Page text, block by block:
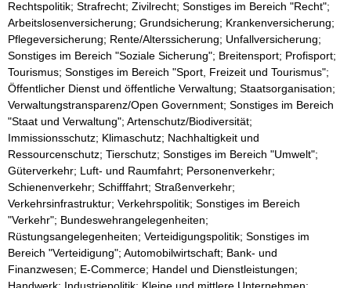
Rechtspolitik; Strafrecht; Zivilrecht; Sonstiges im Bereich "Recht";
Arbeitslosenversicherung; Grundsicherung; Krankenversicherung;
Pflegeversicherung; Rente/Alterssicherung; Unfallversicherung;
Sonstiges im Bereich "Soziale Sicherung"; Breitensport; Profisport;
Tourismus; Sonstiges im Bereich "Sport, Freizeit und Tourismus";
Öffentlicher Dienst und öffentliche Verwaltung; Staatsorganisation;
Verwaltungstransparenz/Open Government; Sonstiges im Bereich
"Staat und Verwaltung"; Artenschutz/Biodiversität;
Immissionsschutz; Klimaschutz; Nachhaltigkeit und
Ressourcenschutz; Tierschutz; Sonstiges im Bereich "Umwelt";
Güterverkehr; Luft- und Raumfahrt; Personenverkehr;
Schienenverkehr; Schifffahrt; Straßenverkehr;
Verkehrsinfrastruktur; Verkehrspolitik; Sonstiges im Bereich
"Verkehr"; Bundeswehrangelegenheiten;
Rüstungsangelegenheiten; Verteidigungspolitik; Sonstiges im
Bereich "Verteidigung"; Automobilwirtschaft; Bank- und
Finanzwesen; E-Commerce; Handel und Dienstleistungen;